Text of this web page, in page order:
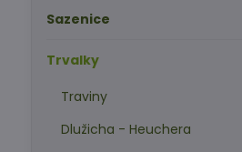
Sazenice
Trvalky
Traviny
Dlužicha - Heuchera